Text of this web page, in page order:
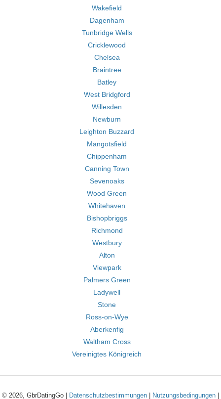
Wakefield
Dagenham
Tunbridge Wells
Cricklewood
Chelsea
Braintree
Batley
West Bridgford
Willesden
Newburn
Leighton Buzzard
Mangotsfield
Chippenham
Canning Town
Sevenoaks
Wood Green
Whitehaven
Bishopbriggs
Richmond
Westbury
Alton
Viewpark
Palmers Green
Ladywell
Stone
Ross-on-Wye
Aberkenfig
Waltham Cross
Vereinigtes Königreich
© 2026, GbrDatingGo | Datenschutzbestimmungen Nutzungsbedingungen